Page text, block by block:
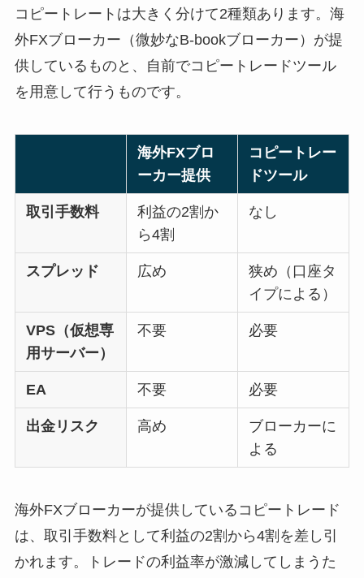
コピートレートは大きく分けて2種類あります。海
外FXブローカー（微妙なB-bookブローカー）が提
供しているものと、自前でコピートレードツール
を用意して行うものです。
海外FXブロ
ーカー提供
コピートレー
ドツール
取引手数料
利益の2割か
ら4割
なし
スプレッド 広め
狭め（口座タ
イプによる）
VPS（仮想専
用サーバー）
不要 必要
EA 不要 必要
出金リスク 高め
ブローカーに
よる
海外FXブローカーが提供しているコピートレード
は、取引手数料として利益の2割から4割を差し引
かれます。トレードの利益率が激減してしまうた